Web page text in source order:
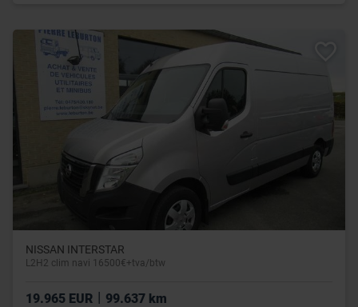
NISSAN INTERSTAR
L2H2 clim navi 16500€+tva/btw
19.965 EUR 99.637 km